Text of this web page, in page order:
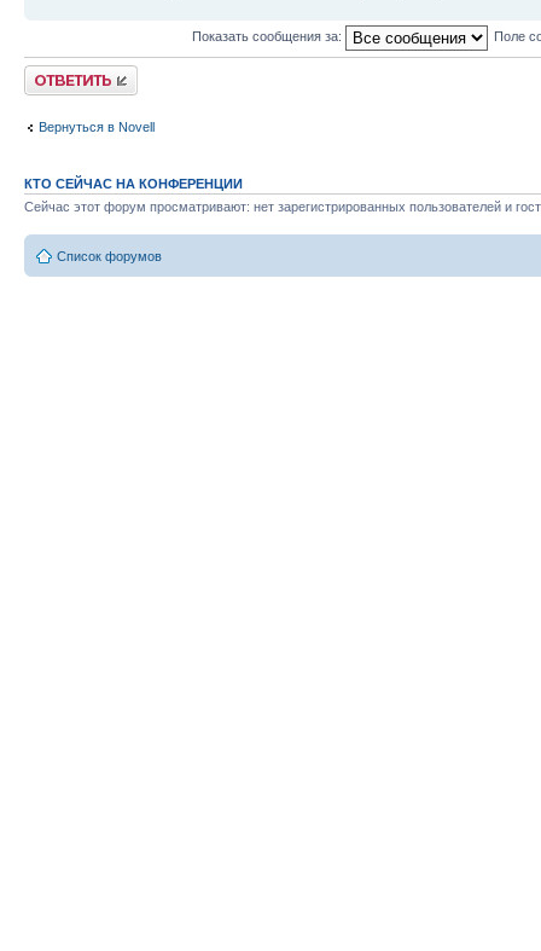
Показать сообщения за: Поле
Ответить
Вернуться в Novell
КТО СЕЙЧАС НА КОНФЕРЕНЦИИ
Сейчас этот форум просматривают: нет зарегистрированных пользователей и
Список форумов